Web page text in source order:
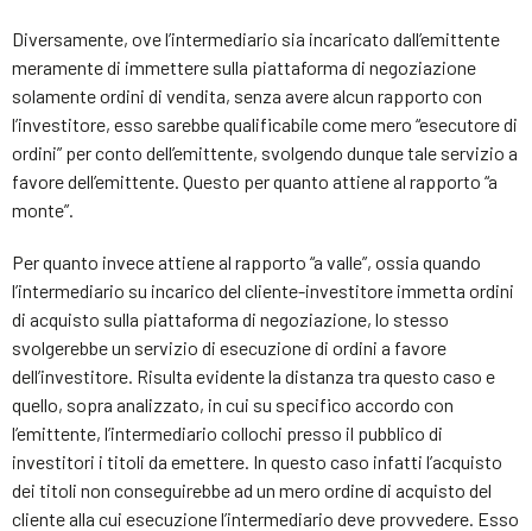
Diversamente, ove l’intermediario sia incaricato dall’emittente
meramente di immettere sulla piattaforma di negoziazione
solamente ordini di vendita, senza avere alcun rapporto con
l’investitore, esso sarebbe qualificabile come mero “esecutore di
ordini” per conto dell’emittente, svolgendo dunque tale servizio a
favore dell’emittente. Questo per quanto attiene al rapporto “a
monte”.
Per quanto invece attiene al rapporto “a valle”, ossia quando
l’intermediario su incarico del cliente-investitore immetta ordini
di acquisto sulla piattaforma di negoziazione, lo stesso
svolgerebbe un servizio di esecuzione di ordini a favore
dell’investitore. Risulta evidente la distanza tra questo caso e
quello, sopra analizzato, in cui su specifico accordo con
l’emittente, l’intermediario collochi presso il pubblico di
investitori i titoli da emettere. In questo caso infatti l’acquisto
dei titoli non conseguirebbe ad un mero ordine di acquisto del
cliente alla cui esecuzione l’intermediario deve provvedere. Esso